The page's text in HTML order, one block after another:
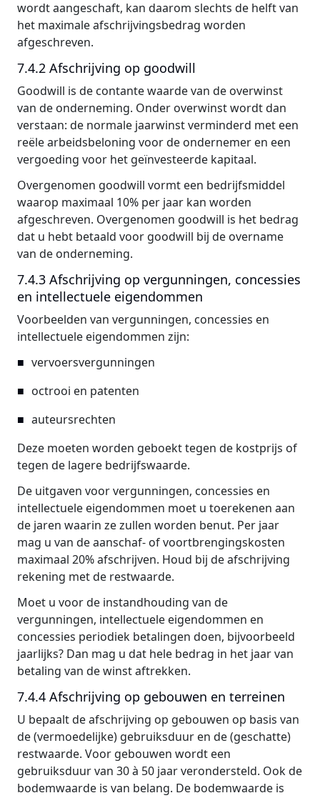
wordt aangeschaft, kan daarom slechts de helft van
het maximale afschrijvingsbedrag worden
afgeschreven.
7.4.2 Afschrijving op goodwill
Goodwill is de contante waarde van de overwinst
van de onderneming. Onder overwinst wordt dan
verstaan: de normale jaarwinst verminderd met een
reële arbeidsbeloning voor de ondernemer en een
vergoeding voor het geïnvesteerde kapitaal.
Overgenomen goodwill vormt een bedrijfsmiddel
waarop maximaal 10% per jaar kan worden
afgeschreven. Overgenomen goodwill is het bedrag
dat u hebt betaald voor goodwill bij de overname
van de onderneming.
7.4.3 Afschrijving op vergunningen, concessies
en intellectuele eigendommen
Voorbeelden van vergunningen, concessies en
intellectuele eigendommen zijn:
vervoersvergunningen
octrooi en patenten
auteursrechten
Deze moeten worden geboekt tegen de kostprijs of
tegen de lagere bedrijfswaarde.
De uitgaven voor vergunningen, concessies en
intellectuele eigendommen moet u toerekenen aan
de jaren waarin ze zullen worden benut. Per jaar
mag u van de aanschaf- of voortbrengingskosten
maximaal 20% afschrijven. Houd bij de afschrijving
rekening met de restwaarde.
Moet u voor de instandhouding van de
vergunningen, intellectuele eigendommen en
concessies periodiek betalingen doen, bijvoorbeeld
jaarlijks? Dan mag u dat hele bedrag in het jaar van
betaling van de winst aftrekken.
7.4.4 Afschrijving op gebouwen en terreinen
U bepaalt de afschrijving op gebouwen op basis van
de (vermoedelijke) gebruiksduur en de (geschatte)
restwaarde. Voor gebouwen wordt een
gebruiksduur van 30 à 50 jaar verondersteld. Ook de
bodemwaarde is van belang. De bodemwaarde is